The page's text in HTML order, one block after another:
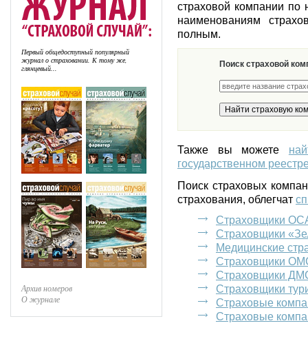
Первый общедоступный популярный
журнал о страховании. К тому же,
глянцевый...
Архив номеров
О журнале
страховой компании по
наименованиям
полным.
Поиск страховой
Также вы можете
государственном
Поиск страховых
страхования, облегчат
Страховщики
Страховщики
Медицинские
Страховщики
Страховщики
Страховщики
Страховые
Страховые